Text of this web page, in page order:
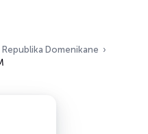
Republika Domenikane